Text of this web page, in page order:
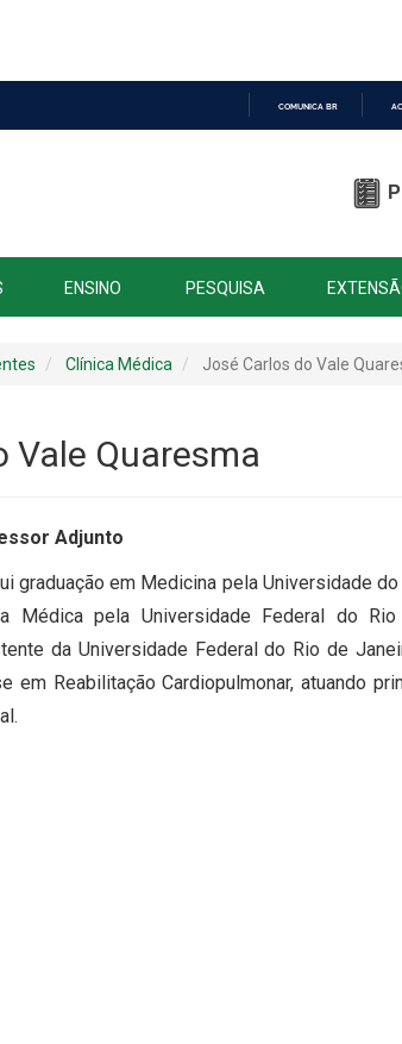
COMUNICA BR
ENSINO PESQUISA
Clínica Médica José Carlos do Vale
Vale Quaresma
Adjunto
graduação em Medicina pela Universidade
Médica pela Universidade Federal do
da Universidade Federal do Rio de
em Reabilitação Cardiopulmonar, atuando